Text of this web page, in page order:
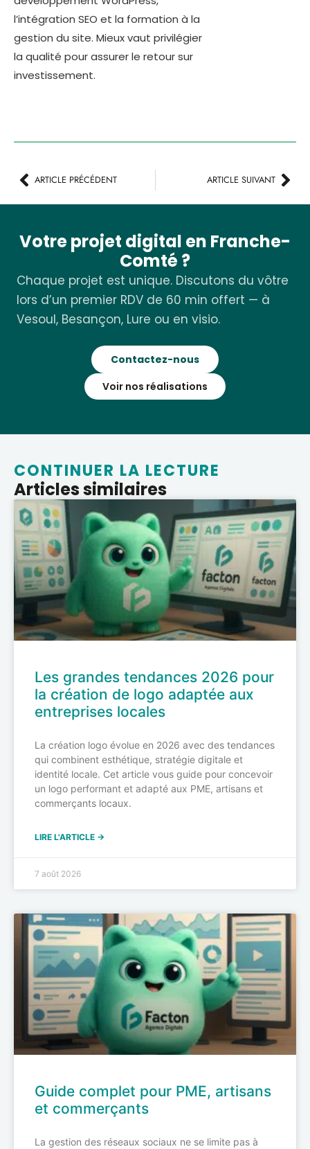
l’intégration SEO et la formation à la
gestion du site. Mieux vaut privilégier
la qualité pour assurer le retour sur
investissement.
ARTICLE PRÉCÉDENT ARTICLE SUIVANT
Votre projet digital en Franche-
Comté ?
Chaque projet est unique. Discutons du vôtre
lors d’un premier RDV de 60 min offert — à
Vesoul, Besançon, Lure ou en visio.
Contactez-nous
Voir nos réalisations
CONTINUER LA LECTURE
Articles similaires
Les grandes tendances 2026 pour
la création de logo adaptée aux
entreprises locales
La création logo évolue en 2026 avec des tendances
qui combinent esthétique, stratégie digitale et
identité locale. Cet article vous guide pour concevoir
un logo performant et adapté aux PME, artisans et
commerçants locaux.
LIRE L'ARTICLE →
7 août 2026
Guide complet pour PME, artisans
et commerçants
La gestion des réseaux sociaux ne se limite pas à